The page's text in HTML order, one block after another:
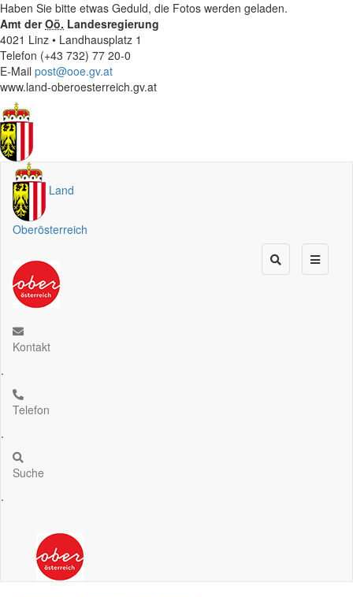
Haben Sie bitte etwas Geduld, die Fotos werden geladen.
Amt derOö. Landesregierung
4021 Linz • Landhausplatz 1
Telefon (+43 732) 77 20-0
E-Mail post@ooe.gv.at
www.land-oberoesterreich.gv.at
Land
Oberösterreich
Kontakt
.
Telefon
.
Suche
.